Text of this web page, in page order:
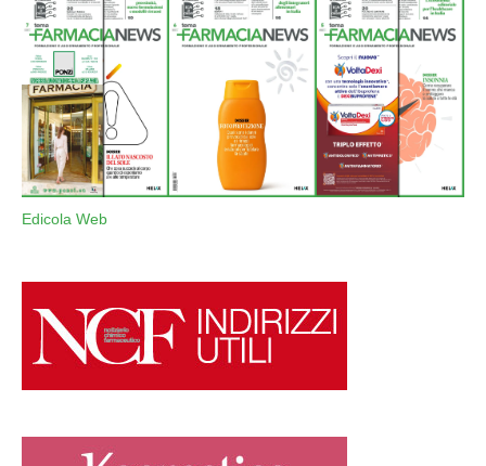
Edicola Web